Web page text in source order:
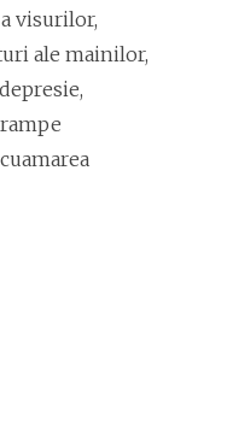
visurilor,
ale mainilor,